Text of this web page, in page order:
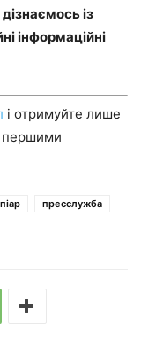
із
інформаційні
і отримуйте лише
першими
піар
пресслужба